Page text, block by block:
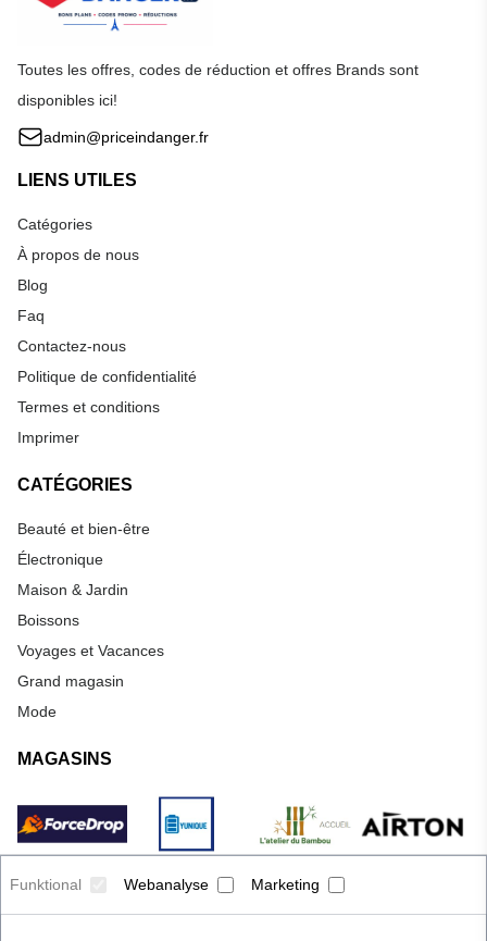
Funktional Webanalyse Marketing
Toutes les offres, codes de réduction et offres Brands sont
disponibles ici!
admin@priceindanger.fr
LIENS UTILES
Catégories
À propos de nous
Blog
Faq
Contactez-nous
Politique de confidentialité
Termes et conditions
Imprimer
CATÉGORIES
Beauté et bien-être
Électronique
Maison & Jardin
Boissons
Voyages et Vacances
Grand magasin
Mode
MAGASINS